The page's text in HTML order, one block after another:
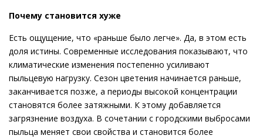
Почему становится хуже
Есть ощущение, что «раньше было легче». Да, в этом есть
доля истины. Современные исследования показывают, что
климатические изменения постепенно усиливают
пыльцевую нагрузку. Сезон цветения начинается раньше,
заканчивается позже, а периоды высокой концентрации
становятся более затяжными. К этому добавляется
загрязнение воздуха. В сочетании с городскими выбросами
пыльца меняет свои свойства и становится более